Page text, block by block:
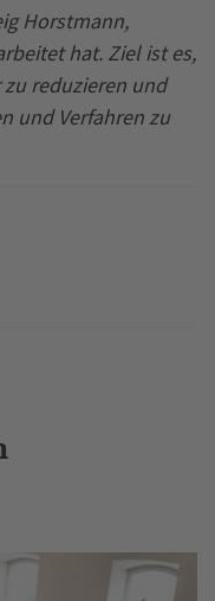
Horstmann,
hat. Ziel ist es,
reduzieren und
und Verfahren zu